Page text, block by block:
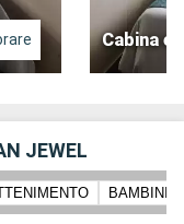
Cabina
JEWEL
BAMBINI